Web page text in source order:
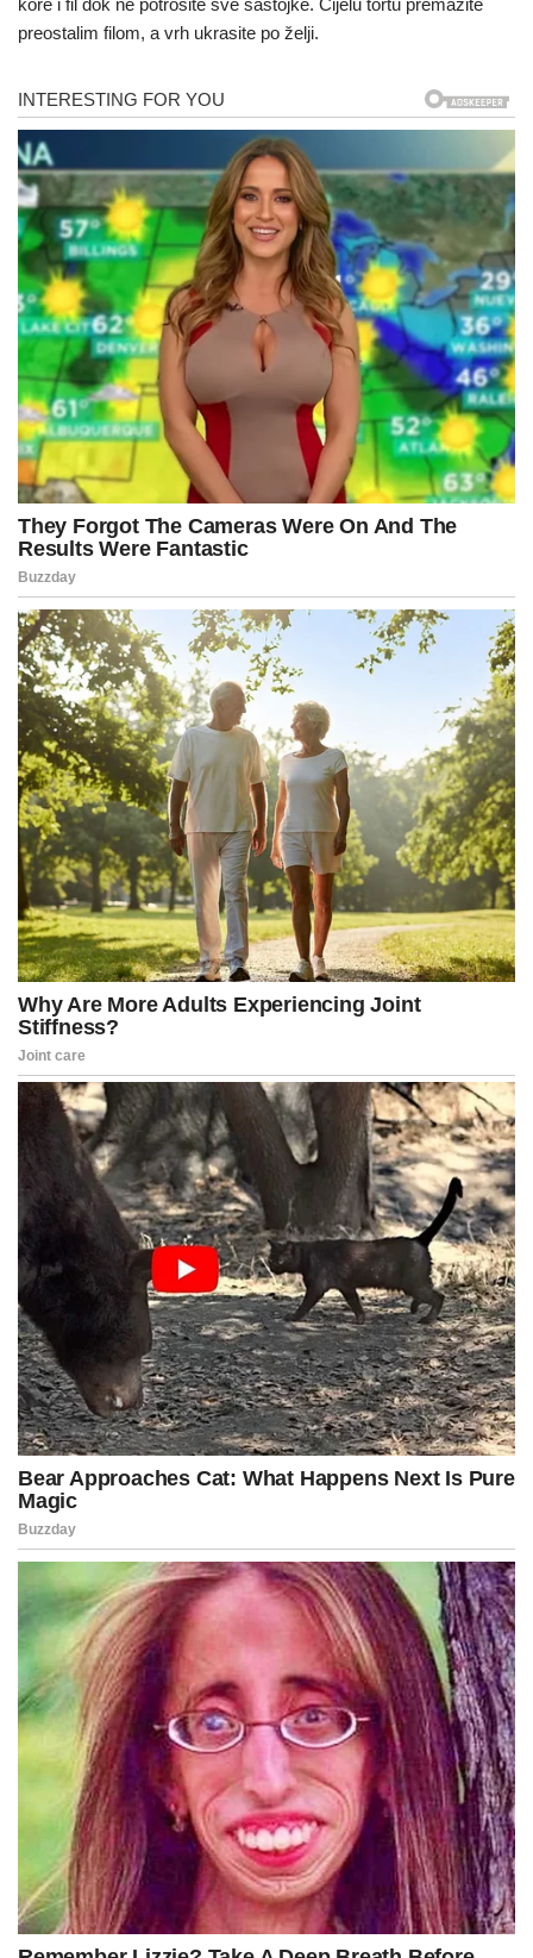
kore i fil dok ne potrošite sve sastojke. Cijelu tortu premažite
preostalim filom, a vrh ukrasite po želji.